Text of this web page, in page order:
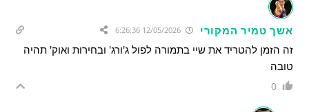
אשך טמיר המקורי
זה הזמן להטריד את שיי בתמורה לפול ג'ורג' ובחירות ואוק' תהיה
טובה
0